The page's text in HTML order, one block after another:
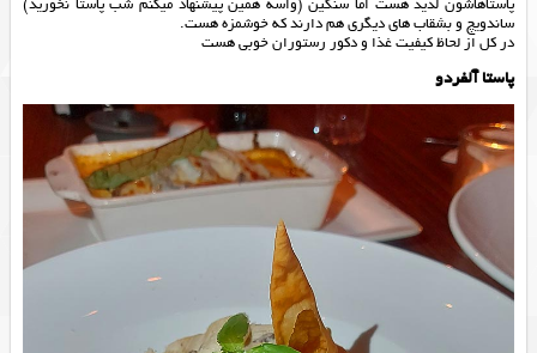
ساندویچ و بشقاب های دیگری هم دارند که خوشمزه هست.
در کل از لحاظ کیفیت غذا و دکور رستوران خوبی هست
پاستا آلفردو